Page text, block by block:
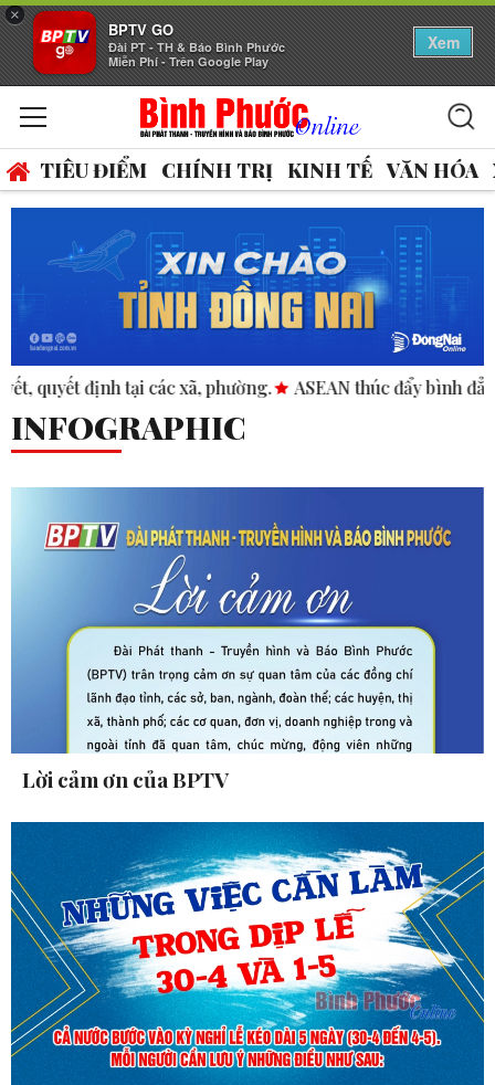
×
BPTV GO
Đài PT - TH & Báo Bình Phước
Miễn Phí - Trên Google Play
Xem
TIÊU ĐIỂM CHÍNH TRỊ KINH TẾ VĂN HÓA
ASEAN thúc đẩy bình đẳng giới trong kinh doanh và
INFOGRAPHIC
Lời cảm ơn của BPTV